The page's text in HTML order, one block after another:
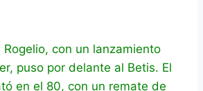
Rogelio, con un lanzamiento
puso por delante al Betis. El
en el 80, con un remate de